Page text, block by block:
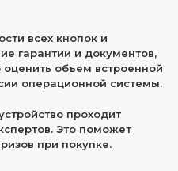
всех кнопок и
гарантии и документов,
объем встроенной
операционной системы.
проходит
Это поможет
при покупке.